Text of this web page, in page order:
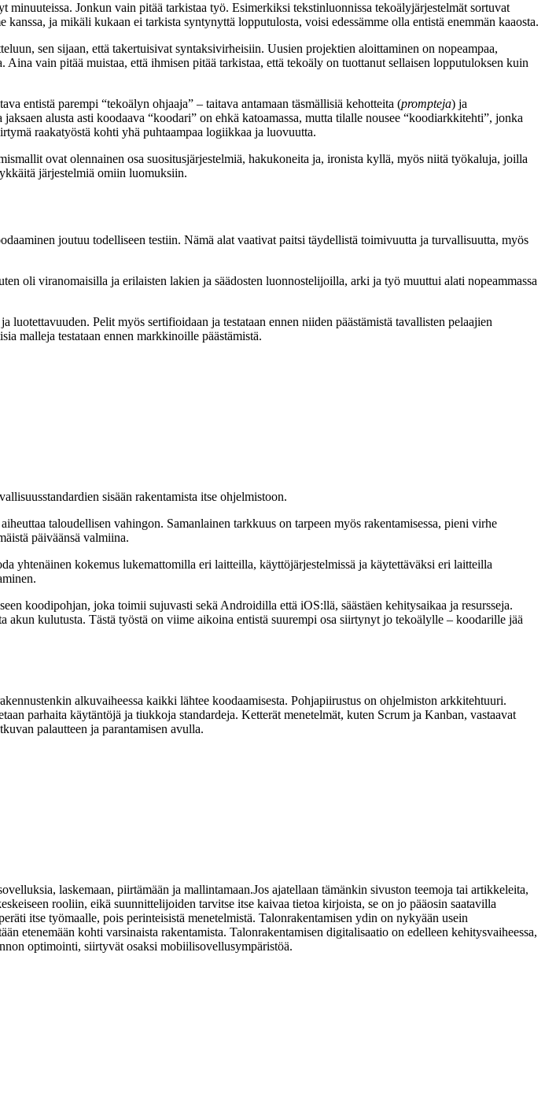
Jonkun vain pitää tarkistaa työ. Esimerkiksi tekstinluonnissa tekoälyjärjestelmät sortuvat
ja mikäli kukaan ei tarkista syntynyttä lopputulosta, voisi edessämme olla entistä enemmän kaaosta.
sen sijaan, että takertuisivat syntaksivirheisiin. Uusien projektien aloittaminen on nopeampaa,
vain pitää muistaa, että ihmisen pitää tarkistaa, että tekoäly on tuottanut sellaisen lopputuloksen kuin
entistä parempi “tekoälyn ohjaaja” – taitava antamaan täsmällisiä kehotteita (prompteja) ja
alusta asti koodaava “koodari” on ehkä katoamassa, mutta tilalle nousee “koodiarkkitehti”, jonka
raakatyöstä kohti yhä puhtaampaa logiikkaa ja luovuutta.
ovat olennainen osa suositusjärjestelmiä, hakukoneita ja, ironista kyllä, myös niitä työkaluja, joilla
järjestelmiä omiin luomuksiin.
joutuu todelliseen testiin. Nämä alat vaativat paitsi täydellistä toimivuutta ja turvallisuutta, myös
oli viranomaisilla ja erilaisten lakien ja säädosten luonnostelijoilla, arki ja työ muuttui alati nopeammassa
Pelit myös sertifioidaan ja testataan ennen niiden päästämistä tavallisten pelaajien
malleja testataan ennen markkinoille päästämistä.
sisään rakentamista itse ohjelmistoon.
taloudellisen vahingon. Samanlainen tarkkuus on tarpeen myös rakentamisessa, pieni virhe
päiväänsä valmiina.
yhtenäinen kokemus lukemattomilla eri laitteilla, käyttöjärjestelmissä ja käytettäväksi eri laitteilla
koodipohjan, joka toimii sujuvasti sekä Androidilla että iOS:llä, säästäen kehitysaikaa ja resursseja.
kulutusta. Tästä työstä on viime aikoina entistä suurempi osa siirtynyt jo tekoälylle – koodarille jää
alkuvaiheessa kaikki lähtee koodaamisesta. Pohjapiirustus on ohjelmiston arkkitehtuuri.
parhaita käytäntöjä ja tiukkoja standardeja. Ketterät menetelmät, kuten Scrum ja Kanban, vastaavat
palautteen ja parantamisen avulla.
laskemaan, piirtämään ja mallintamaan.Jos ajatellaan tämänkin sivuston teemoja tai artikkeleita,
rooliin, eikä suunnittelijoiden tarvitse itse kaivaa tietoa kirjoista, se on jo pääosin saatavilla
itse työmaalle, pois perinteisistä menetelmistä. Talonrakentamisen ydin on nykyään usein
etenemään kohti varsinaista rakentamista. Talonrakentamisen digitalisaatio on edelleen kehitysvaiheessa,
optimointi, siirtyvät osaksi mobiilisovellusympäristöä.